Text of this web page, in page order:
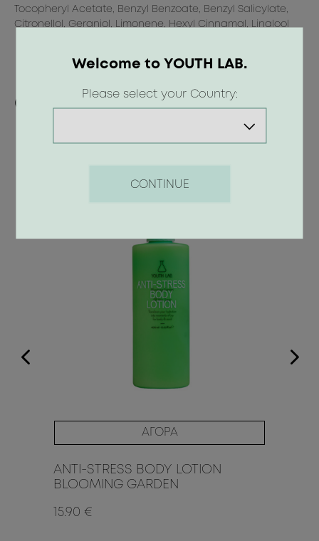
Tocopheryl Acetate, Benzyl Benzoate, Benzyl Salicylate,
Citronellol, Geraniol, Limonene, Hexyl Cinnamal, Linalool
Οι προτάσεις μας
ΑΓΟΡΑ
ANTI-STRESS BODY LOTION
BLOOMING GARDEN
15.90 €
Welcome to YOUTH LAB.
Please select your Country:
CONTINUE